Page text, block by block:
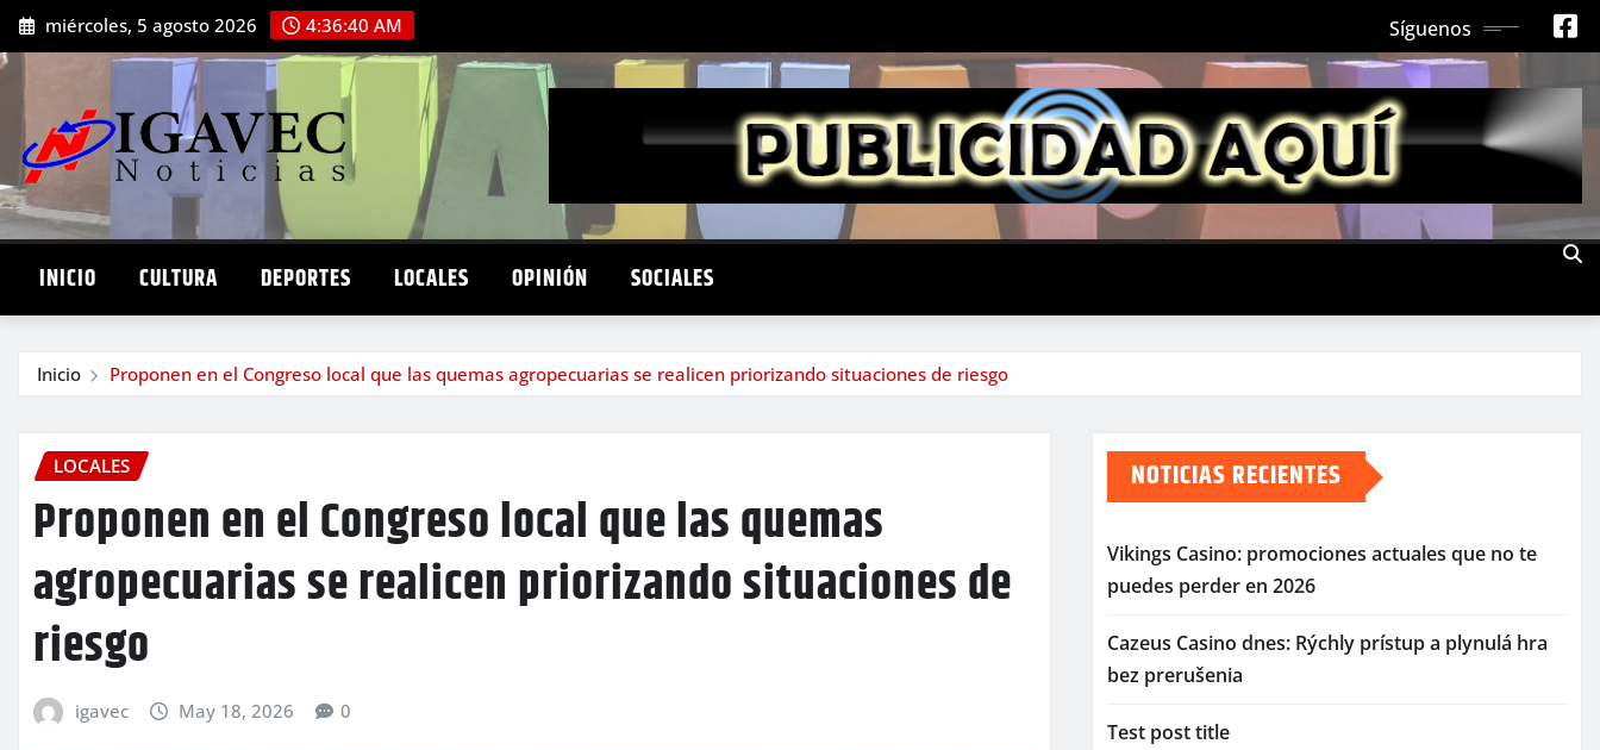
Saltar
al
contenido
miércoles, 5 agosto 2026 4:36:42 AM Síguenos
INICIO CULTURA DEPORTES LOCALES OPINIÓN SOCIALES
Inicio Proponen en el Congreso local que las quemas agropecuarias se realicen priorizando situaciones de riesgo
LOCALES
Proponen en el Congreso local que las quemas
agropecuarias se realicen priorizando situaciones de
riesgo
igavec May 18, 2026 0
NOTICIAS RECIENTES
Vikings Casino: promociones actuales que no te
puedes perder en 2026
Cazeus Casino dnes: Rýchly prístup a plynulá hra
bez prerušenia
Test post title